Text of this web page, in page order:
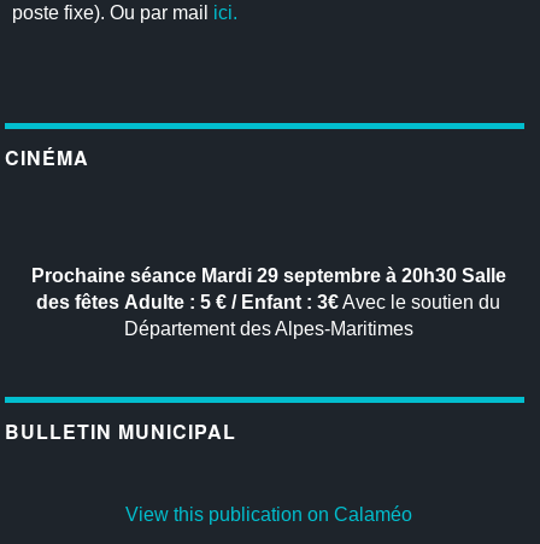
poste fixe). Ou par mail ici.
CINÉMA
Prochaine séanceMardi 29 septembre à 20h30 Salle
des fêtes Adulte : 5 € / Enfant : 3€Avec le soutien du
Département des Alpes-Maritimes
BULLETIN MUNICIPAL
View this publication on Calaméo